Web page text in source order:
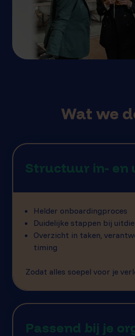
Wat we
Structuur in- en
Helder onboardingproces
Duidelijke stappen bij
Overzicht in taken,
timing
Zodat alles soepel voor je
Passend bij je